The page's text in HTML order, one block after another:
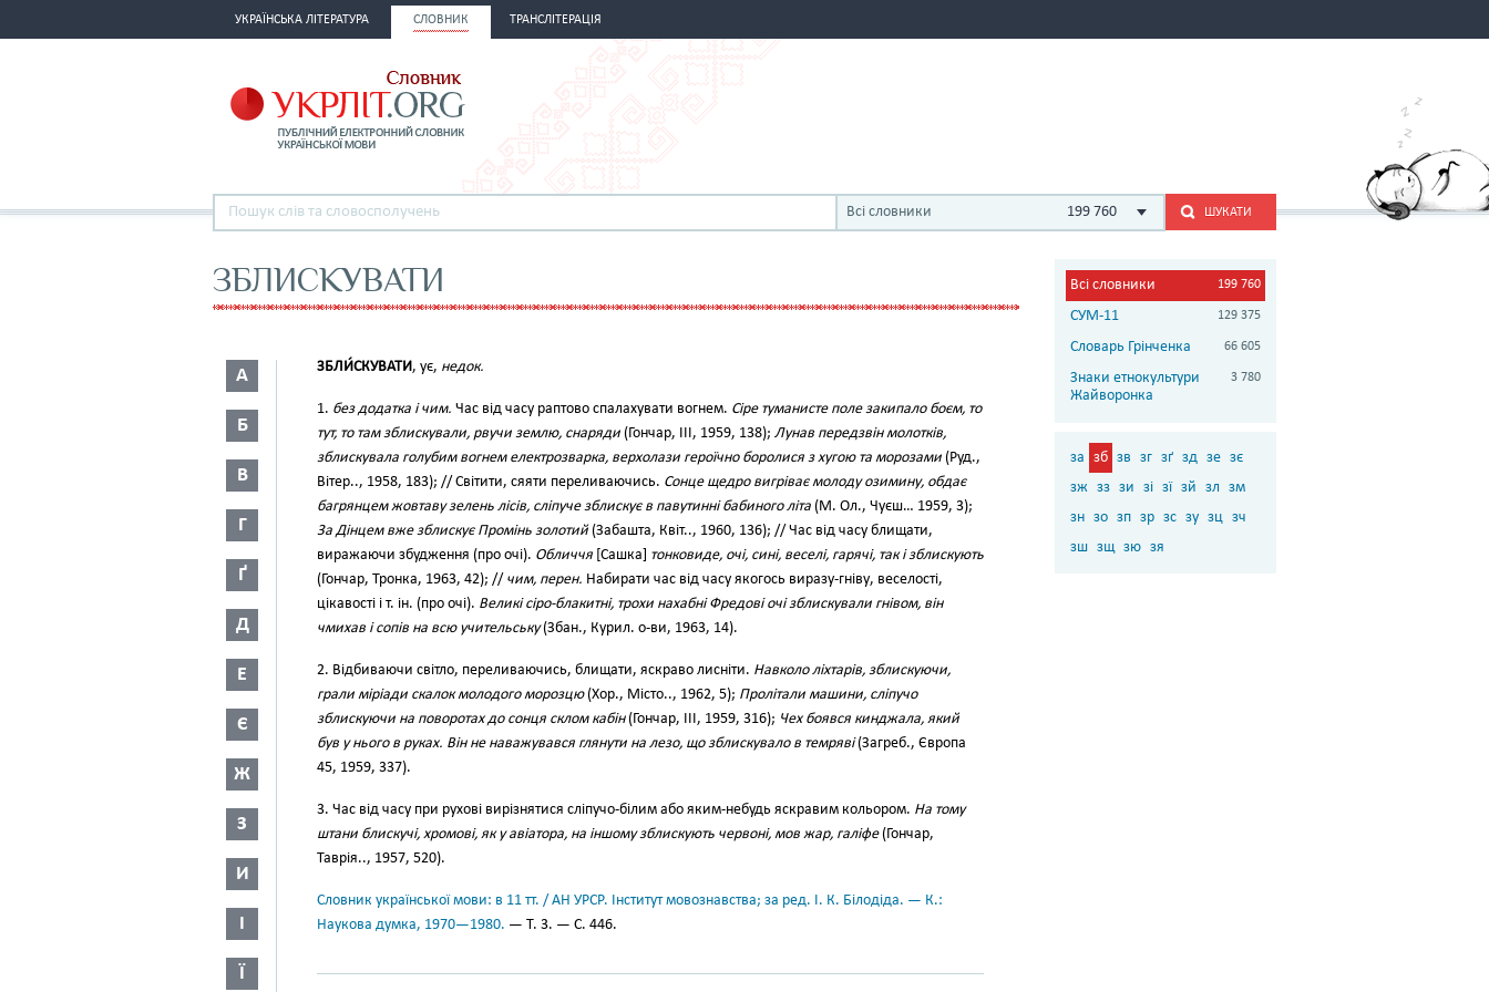
УКРАЇНСЬКА ЛІТЕРАТУРА СЛОВНИК ТРАНСЛІТЕРАЦІЯ
Всі словники 199 760 ШУКАТИ
ЗБЛИСКУВАТИ
А
Б
В
Г
Ґ
Д
Е
Є
Ж
З
И
І
Ї
ЗБЛИ́СКУВАТИ, ує, недок.
1. без додатка і чим. Час від часу раптово спалахувати вогнем. Сіре туманисте поле закипало боєм, то
тут, то там зблискували, рвучи землю, снаряди (Гончар, III, 1959, 138); Лунав передзвін молотків,
зблискувала голубим вогнем електрозварка, верхолази героїчно боролися з хугою та морозами (Руд.,
Вітер.., 1958, 183); // Світити, сяяти переливаючись. Сонце щедро вигріває молоду озимину, обдає
багрянцем жовтаву зелень лісів, сліпуче зблискує в павутинні бабиного літа (М. Ол., Чуєш… 1959, 3);
За Дінцем вже зблискує Промінь золотий (Забашта, Квіт.., 1960, 136); // Час від часу блищати,
виражаючи збудження (про очі). Обличчя [Сашка] тонковиде, очі, сині, веселі, гарячі, так і зблискують
(Гончар, Тронка, 1963, 42); // чим, перен. Набирати час від часу якогось виразу-гніву, веселості,
цікавості і т. ін. (про очі). Великі сіро-блакитні, трохи нахабні Фредові очі зблискували гнівом, він
чмихав і сопів на всю учительську(Збан., Курил. о-ви, 1963, 14).
2. Відбиваючи світло, переливаючись, блищати, яскраво лисніти. Навколо ліхтарів, зблискуючи,
грали міріади скалок молодого морозцю(Хор., Місто.., 1962, 5); Пролітали машини, сліпучо
зблискуючи на поворотах до сонця склом кабін(Гончар, III, 1959, 316); Чех боявся кинджала, який
був у нього в руках. Він не наважувався глянути на лезо, що зблискувало в темряві(Загреб., Європа
45, 1959, 337).
3. Час від часу при рухові вирізнятися сліпучо-білим або яким-небудь яскравим кольором. На тому
штани блискучі, хромові, як у авіатора, на іншому зблискують червоні, мов жар, галіфе(Гончар,
Таврія.., 1957, 520).
Словник української мови: в 11 тт. / АН УРСР. Інститут мовознавства; за ред. І. К. Білодіда. — К.:
Наукова думка, 1970—1980. — Т. 3. — С. 446.
Всі словники 199 760
СУМ-11 129 375
Словарь Грінченка 66 605
Знаки етнокультури
Жайворонка
3 780
за зб зв зг зґ зд зе зє
зж зз зи зі зї зй зл зм
зн зо зп зр зс зу зц зч
зш зщ зю зя